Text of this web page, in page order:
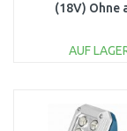
(18V) Ohne
AUF